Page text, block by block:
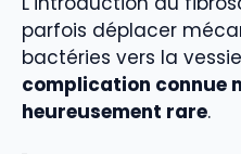
parfois déplacer
bactéries vers la
complication connue
heureusement rare.